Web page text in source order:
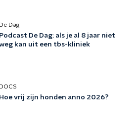
De Dag
Podcast De Dag: als je al 8 jaar niet
kan uit een tbs-kliniek
DOCS
Hoe vrij zijn honden anno 2026?